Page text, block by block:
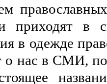
приходят в
в одежде
о нас в СМИ,